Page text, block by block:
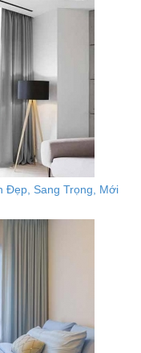
Đẹp, Sang Trọng, Mới